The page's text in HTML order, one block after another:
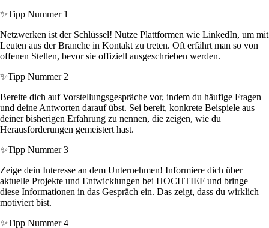
✨Tipp Nummer 1
Netzwerken ist der Schlüssel! Nutze Plattformen wie LinkedIn, um mit
Leuten aus der Branche in Kontakt zu treten. Oft erfährt man so von
offenen Stellen, bevor sie offiziell ausgeschrieben werden.
✨Tipp Nummer 2
Bereite dich auf Vorstellungsgespräche vor, indem du häufige Fragen
und deine Antworten darauf übst. Sei bereit, konkrete Beispiele aus
deiner bisherigen Erfahrung zu nennen, die zeigen, wie du
Herausforderungen gemeistert hast.
✨Tipp Nummer 3
Zeige dein Interesse an dem Unternehmen! Informiere dich über
aktuelle Projekte und Entwicklungen bei HOCHTIEF und bringe
diese Informationen in das Gespräch ein. Das zeigt, dass du wirklich
motiviert bist.
✨Tipp Nummer 4